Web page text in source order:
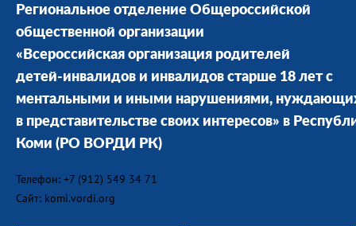
Региональное отделение Общероссийской
общественной организации
«Всероссийская организация родителей
детей-инвалидов и инвалидов старше 18 лет с
ментальными и иными нарушениями,
в представительстве своих интересов» в
Коми (РО ВОРДИ РК)
Телефон: +7 (912) 549 34 71
Сайт: komi.vordi.org